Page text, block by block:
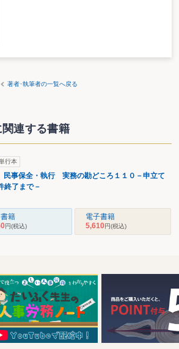
著者･執筆者の一覧へ戻る
連する書籍
単行本
事保全・執行 実務の勘どころ１１０－申立て
終了まで－
籍
円(税込)
電子書籍
5,610円(税込)